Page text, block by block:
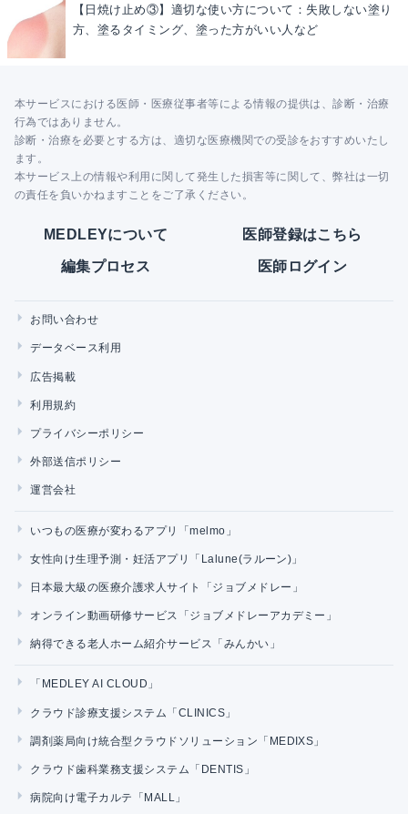
【日焼け止め③】適切な使い方について：失敗しない塗り
方、塗るタイミング、塗った方がいい人など
本サービスにおける医師・医療従事者等による情報の提供は、診断・治療
行為ではありません。
診断・治療を必要とする方は、適切な医療機関での受診をおすすめいたし
ます。
本サービス上の情報や利用に関して発生した損害等に関して、弊社は一切
の責任を負いかねますことをご了承ください。
MEDLEYについて 医師登録はこちら
編集プロセス 医師ログイン
お問い合わせ
データベース利用
広告掲載
利用規約
プライバシーポリシー
外部送信ポリシー
運営会社
いつもの医療が変わるアプリ「melmo」
女性向け生理予測・妊活アプリ「Lalune(ラルーン)」
日本最大級の医療介護求人サイト「ジョブメドレー」
オンライン動画研修サービス「ジョブメドレーアカデミー」
納得できる老人ホーム紹介サービス「みんかい」
「MEDLEY AI CLOUD」
クラウド診療支援システム「CLINICS」
調剤薬局向け統合型クラウドソリューション「MEDIXS」
クラウド歯科業務支援システム「DENTIS」
病院向け電子カルテ「MALL」